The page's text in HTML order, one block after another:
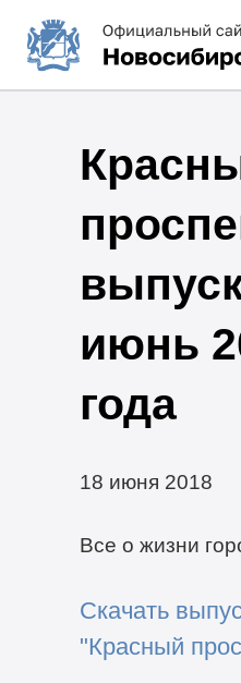
июнь
года
18 июня 2018
Все о жизни
Скачать
"Красный